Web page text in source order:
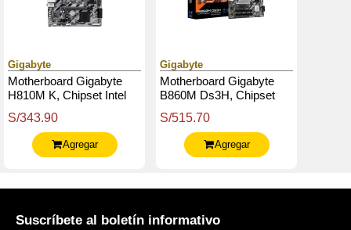
Gigabyte
Motherboard Gigabyte
H810M K, Chipset Intel
Atx
S/343.90
Agregar
Gigabyte
Motherboard Gigabyte
B860M Ds3H, Chipset
Hdmi, 2 X Dp, Matx
S/515.70
Agregar
Suscríbete al boletín informativo